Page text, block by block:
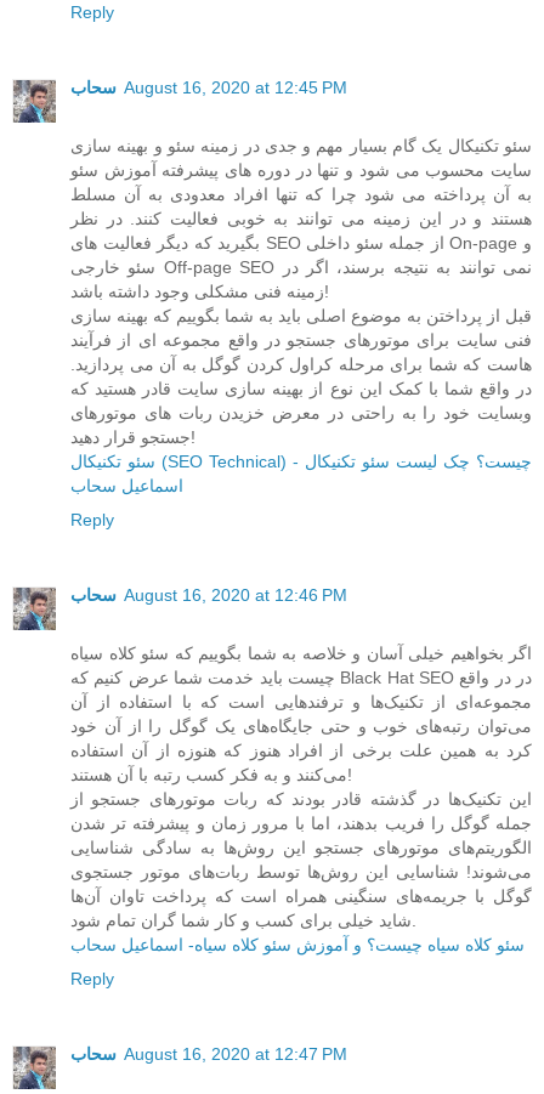
Reply
سحاب August 16, 2020 at 12:45 PM
سئو تکنیکال یک گام بسیار مهم و جدی در زمینه سئو و بهینه سازی
سایت محسوب می شود و تنها در دوره های پیشرفته آموزش سئو
به آن پرداخته می شود چرا که تنها افراد معدودی به آن مسلط
هستند و در این زمینه می توانند به خوبی فعالیت کنند. در نظر
بگیرید که دیگر فعالیت های SEO از جمله سئو داخلی On-page و
سئو خارجی Off-page SEO نمی توانند به نتیجه برسند، اگر در
زمینه فنی مشکلی وجود داشته باشد!
قبل از پرداختن به موضوع اصلی باید به شما بگوییم که بهینه سازی
فنی سایت برای موتورهای جستجو در واقع مجموعه ای از فرآیند
هاست که شما برای مرحله کراول کردن گوگل به آن می پردازید.
در واقع شما با کمک این نوع از بهینه سازی سایت قادر هستید که
وبسایت خود را به راحتی در معرض خزیدن ربات های موتورهای
جستجو قرار دهید!
سئو تکنیکال (SEO Technical) چیست؟ چک لیست سئو تکنیکال -
اسماعیل سحاب
Reply
سحاب August 16, 2020 at 12:46 PM
اگر بخواهیم خیلی آسان و خلاصه به شما بگوییم که سئو کلاه سیاه
چیست باید خدمت شما عرض کنیم که Black Hat SEO در در واقع
مجموعه‌ای از تکنیک‌ها و ترفندهایی است که با استفاده از آن
می‌توان رتبه‌های خوب و حتی جایگاه‌های یک گوگل را از آن خود
کرد به همین علت برخی از افراد هنوز که هنوزه از آن استفاده
می‌کنند و به فکر کسب رتبه با آن هستند!
این تکنیک‌ها در گذشته قادر بودند که ربات‌ موتورهای جستجو از
جمله گوگل را فریب بدهند، اما با مرور زمان و پیشرفته تر شدن
الگوریتم‌های موتورهای جستجو این روش‌ها به سادگی شناسایی
می‌شوند! شناسایی این روش‌ها توسط ربات‌های موتور جستجوی
گوگل با جریمه‌های سنگینی همراه است که پرداخت تاوان آن‌ها
سئو کلاه سیاه چیست؟ و آموزش سئو کلاه سیاه- اسماعیل سحاب
Reply
سحاب August 16, 2020 at 12:47 PM